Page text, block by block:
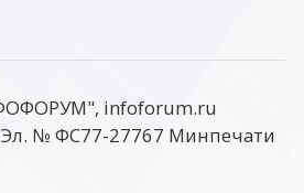
infoforum.ru
№ ФС77-27767 Минпечати